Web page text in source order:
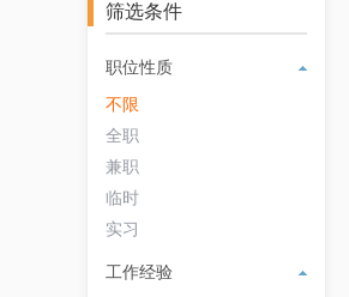
筛选条件
职位性质
不限
全职
兼职
临时
实习
工作经验